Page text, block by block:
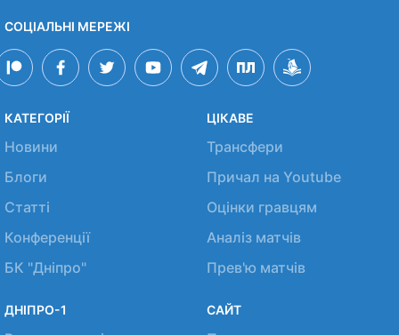
СОЦІАЛЬНІ МЕРЕЖІ
КАТЕГОРІЇ
Новини
Блоги
Статті
Конференції
БК "Дніпро"
ЦІКАВЕ
Трансфери
Причал на Youtube
Оцінки гравцям
Аналіз матчів
Прев'ю матчів
ДНІПРО-1 САЙТ